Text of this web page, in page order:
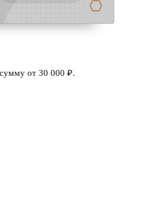
от 30 000 ₽.